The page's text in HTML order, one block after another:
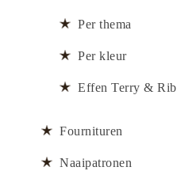
Per thema
Per kleur
Effen Terry & Rib
Fournituren
Naaipatronen